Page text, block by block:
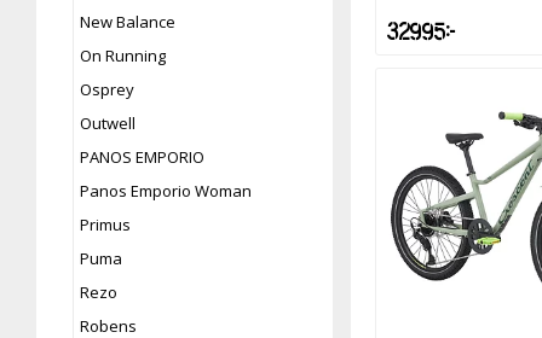
New Balance
On Running
Osprey
Outwell
PANOS EMPORIO
Panos Emporio Woman
Primus
Puma
Rezo
Robens
32 995 kr